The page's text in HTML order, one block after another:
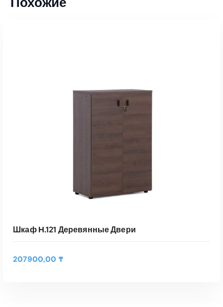
Шкаф H.121 Деревянные Двери
207900,00 ₸